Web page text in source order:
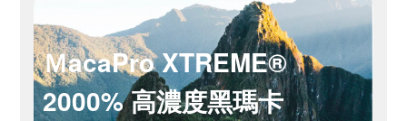
ＭacaPro XTREME®
2000% 高濃度黑瑪卡